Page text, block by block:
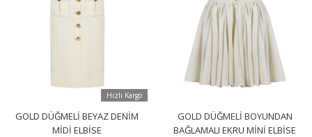
Hızlı Kargo
GOLD DÜĞMELI BEYAZ DENIM
MIDI ELBISE
GOLD DÜĞMELI BOYUNDAN
BAĞLAMALI EKRU MINI ELBISE